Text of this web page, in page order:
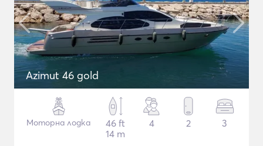
Azimut 46 gold
Моторна лодка
46 ft
14 m
4 2 3